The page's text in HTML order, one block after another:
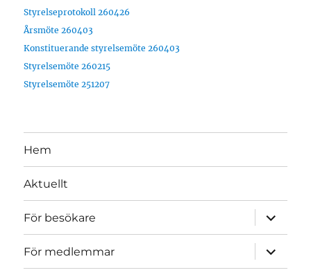
Styrelseprotokoll 260426
Årsmöte 260403
Konstituerande styrelsemöte 260403
Styrelsemöte 260215
Styrelsemöte 251207
Hem
Aktuellt
För besökare
För medlemmar